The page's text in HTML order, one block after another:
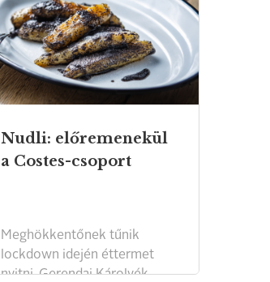
Nudli: előremenekül
a Costes-csoport
Meghökkentőnek tűnik
lockdown idején éttermet
nyitni, Gerendai Károlyék